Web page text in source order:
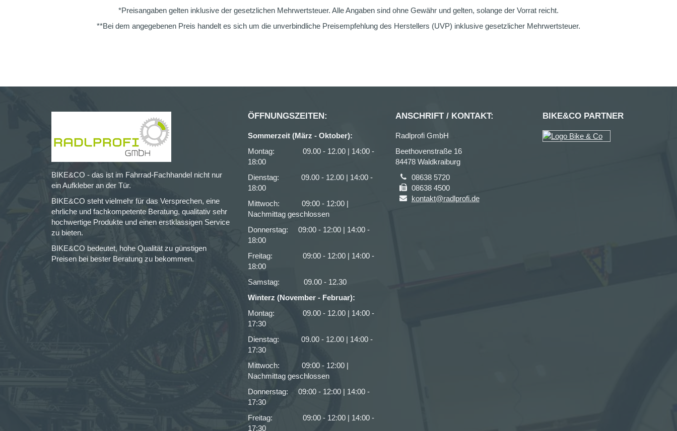
*Preisangaben gelten inklusive der gesetzlichen Mehrwertsteuer. Alle Angaben sind ohne Gewähr und gelten, solange der Vorrat reicht.
**Bei dem angegebenen Preis handelt es sich um die unverbindliche Preisempfehlung des Herstellers (UVP) inklusive gesetzlicher Mehrwertsteuer.
BIKE&CO - das ist im Fahrrad-Fachhandel nicht nur
ein Aufkleber an der Tür.
BIKE&CO steht vielmehr für das Versprechen, eine
ehrliche und fachkompetente Beratung, qualitativ sehr
hochwertige Produkte und einen erstklassigen Service
zu bieten.
BIKE&CO bedeutet, hohe Qualität zu günstigen
Preisen bei bester Beratung zu bekommen.
ÖFFNUNGSZEITEN:
Sommerzeit (März - Oktober):
Montag: 09.00 - 12.00 | 14:00 -
18:00
Dienstag: 09.00 - 12.00 | 14:00 -
18:00
Mittwoch: 09:00 - 12:00 |
Nachmittag geschlossen
Donnerstag: 09:00 - 12:00 | 14:00 -
18:00
Freitag: 09:00 - 12:00 | 14:00 -
18:00
Samstag: 09.00 - 12.30
Winterz (November - Februar):
Montag: 09.00 - 12.00 | 14:00 -
17:30
Dienstag: 09.00 - 12.00 | 14:00 -
17:30
Mittwoch: 09:00 - 12:00 |
Nachmittag geschlossen
Donnerstag: 09:00 - 12:00 | 14:00 -
17:30
Freitag: 09:00 - 12:00 | 14:00 -
17:30
ANSCHRIFT / KONTAKT:
Radlprofi GmbH
Beethovenstraße 16
84478 Waldkraiburg
08638 5720
08638 4500
kontakt@radlprofi.de
BIKE&CO PARTNER